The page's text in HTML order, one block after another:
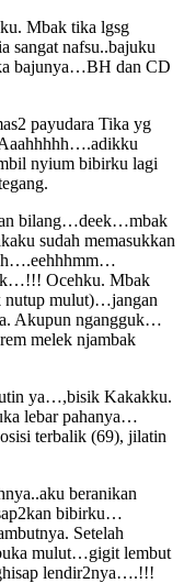
Mbak tika lgsg
sangat nafsu..bajuku
bajunya…BH dan CD
payudara Tika yg
nyium bibirku lagi
bilang…deek…mbak
sudah memasukkan
Ocehku. Mbak
nutup mulut)…jangan
Akupun ngangguk…
melek njambak
ya…,bisik Kakakku.
lebar pahanya…
terbalik (69), jilatin
beranikan
bibirku…
Setelah
mulut…gigit lembut
lendir2nya….!!!